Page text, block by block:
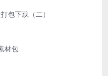
包下载（二）
材包